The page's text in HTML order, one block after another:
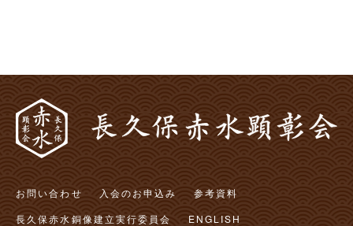
お問い合わせ 入会のお申込み
参考資料
長久保赤水銅像建立実行委員会
ENGLISH